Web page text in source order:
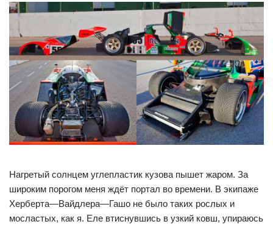
Нагретый солнцем углепластик кузова пышет жаром. За
широким порогом меня ждёт портал во времени. В экипаже
Херберта—Вайдлера—Гашо не было таких рослых и
мосластых, как я. Еле втиснувшись в узкий ковш, упираюсь